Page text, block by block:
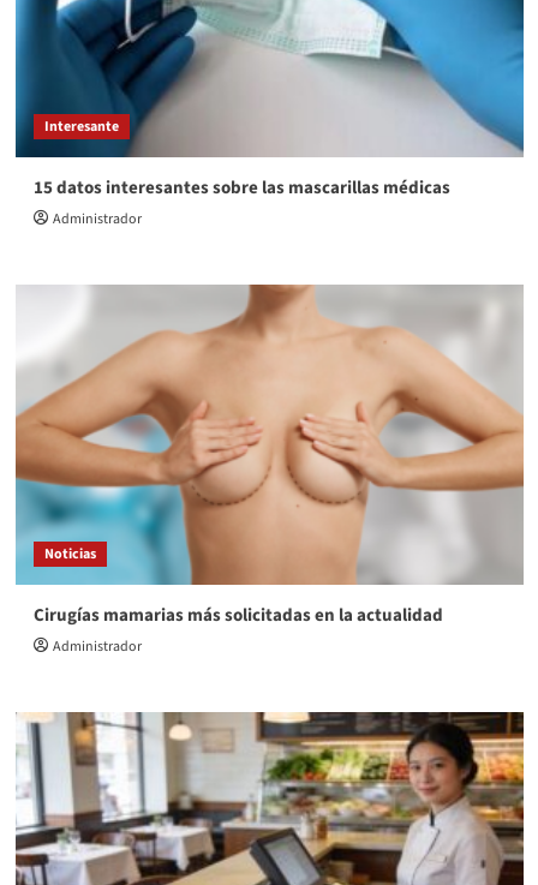
Interesante
15 datos interesantes sobre las mascarillas médicas
Administrador
Noticias
Cirugías mamarias más solicitadas en la actualidad
Administrador